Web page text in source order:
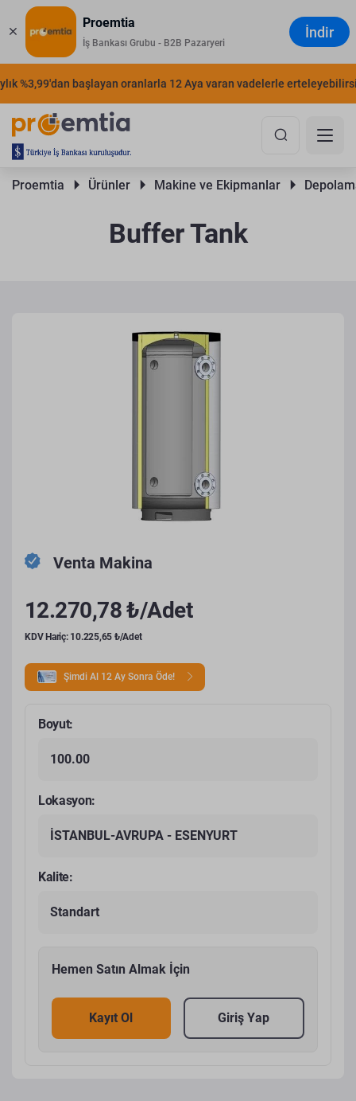
Proemtia
İş Bankası Grubu - B2B Pazaryeri
İndir
%3,99'dan başlayan oranlarla 12 Aya varan vadelerle
Proemtia Ürünler Makine ve Ekipmanlar
Buffer Tank
Venta Makina
12.270,78 ₺/Adet
KDV Hariç: 10.225,65 ₺/Adet
Şimdi Al 12 Ay Sonra Öde!
Boyut:
100.00
Lokasyon:
İSTANBUL-AVRUPA - ESENYURT
Kalite:
Standart
Hemen Satın Almak İçin
Kayıt Ol Giriş Yap